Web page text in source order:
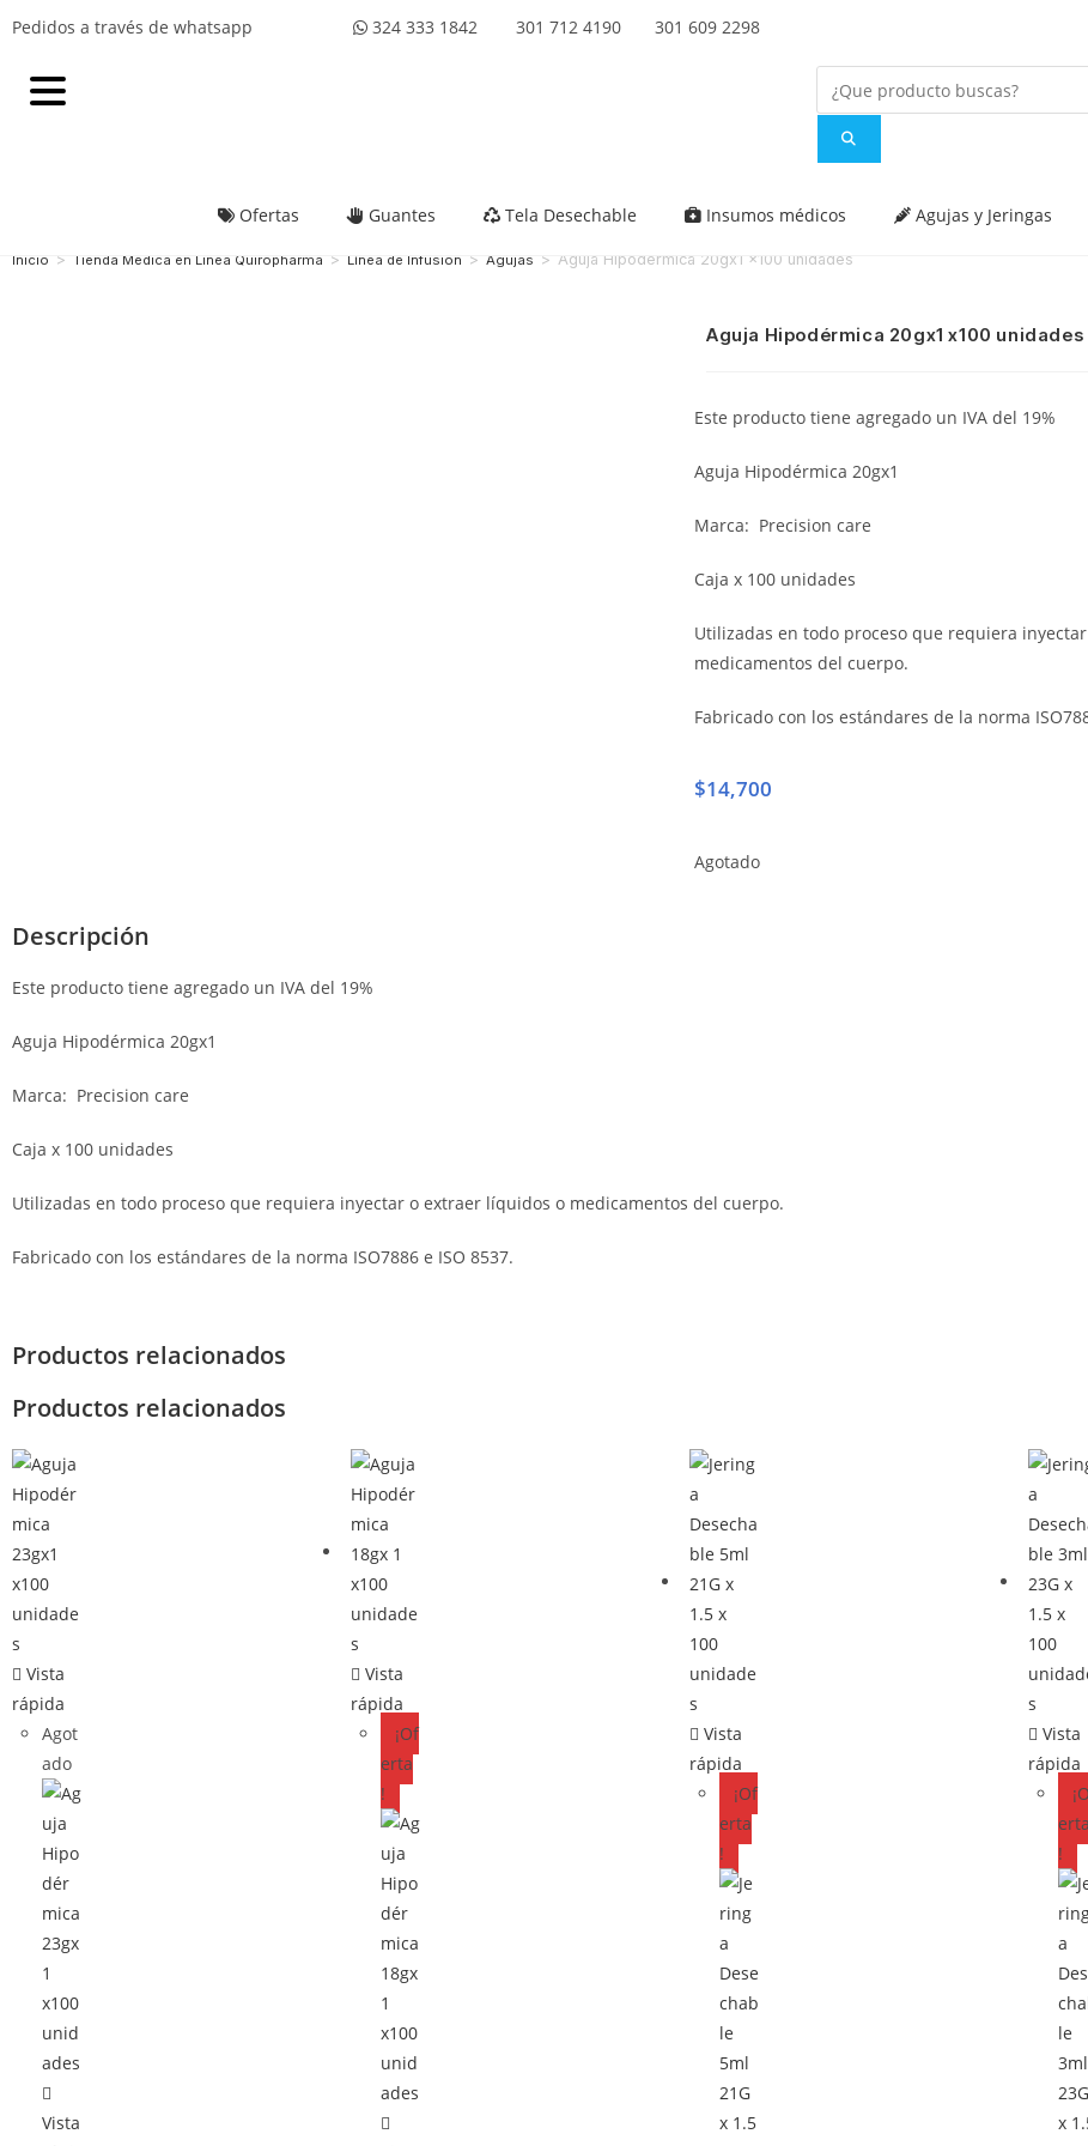
Pedidos a través de whatsapp 324 333 1842 301 712 4190 301 609 2298
Ofertas Guantes Tela Desechable Insumos médicos Agujas y Jeringas
Inicio > Tienda Medica en Linea Quiropharma > Línea de Infusión > Agujas > Aguja Hipodérmica 20gx1 x100 unidades
Aguja Hipodérmica 20gx1 x100 unidades
Este producto tiene agregado un IVA del 19%
Aguja Hipodérmica 20gx1
Marca: Precision care
Caja x 100 unidades
Utilizadas en todo proceso que requiera
medicamentos del cuerpo.
Fabricado con los estándares de la norma
$14,700
Agotado
Descripción
Este producto tiene agregado un IVA del 19%
Aguja Hipodérmica 20gx1
Marca: Precision care
Caja x 100 unidades
Utilizadas en todo proceso que requiera inyectar o extraer líquidos o medicamentos del cuerpo.
Fabricado con los estándares de la norma ISO7886 e ISO 8537.
Productos relacionados
Productos relacionados
Vista
rápida
Agot
ado
Vista
Vista
rápida
¡Of
erta
!
Vista
rápida
¡Of
erta
!
Vista
rápida
erta
!